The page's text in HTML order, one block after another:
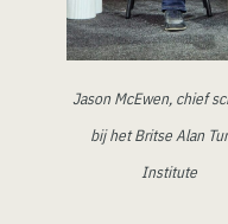
Jason McEwen, chief
bij het Britse Alan
Institute